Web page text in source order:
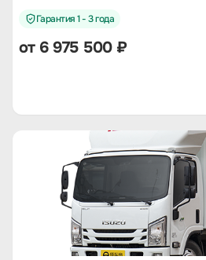
Гарантия 1 - 3 года
от 6 975 500 ₽